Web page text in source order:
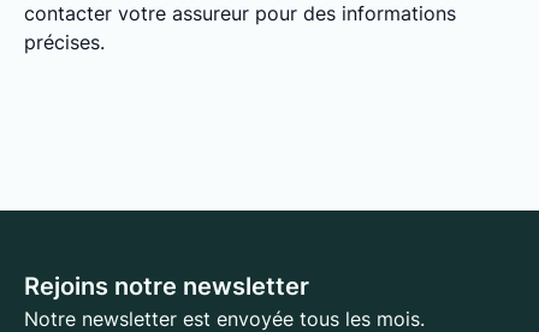
contacter votre assureur pour des informations
précises.
Rejoins notre newsletter
Notre newsletter est envoyée tous les mois.